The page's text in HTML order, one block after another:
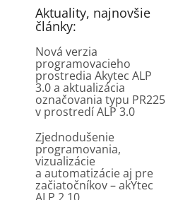
Aktuality, najnovšie
články:
Nová verzia
programovacieho
prostredia Akytec ALP
3.0 a aktualizácia
označovania typu PR225
v prostredí ALP 3.0
Zjednodušenie
programovania,
vizualizácie
a automatizácie aj pre
začiatočníkov – akYtec